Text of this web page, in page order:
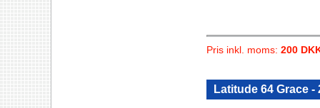
Pris inkl. moms: 200
Latitude 64 Grace